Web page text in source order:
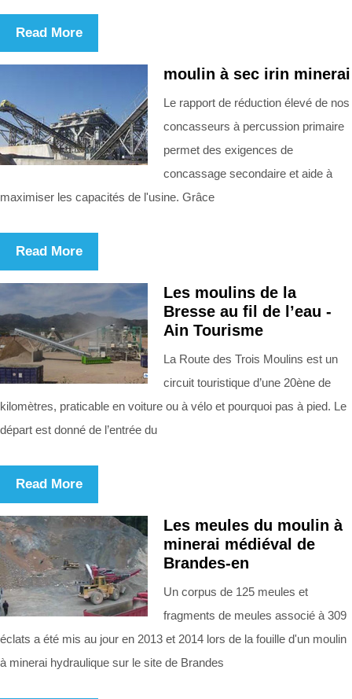
Read More
moulin à sec irin minerai
Le rapport de réduction élevé de nos
concasseurs à percussion primaire
permet des exigences de
concassage secondaire et aide à
maximiser les capacités de l'usine. Grâce
Read More
Les moulins de la
Bresse au fil de l’eau -
Ain Tourisme
La Route des Trois Moulins est un
circuit touristique d’une 20ène de
kilomètres, praticable en voiture ou à vélo et pourquoi pas à pied. Le
départ est donné de l’entrée du
Read More
Les meules du moulin à
minerai médiéval de
Brandes-en
Un corpus de 125 meules et
fragments de meules associé à 309
éclats a été mis au jour en 2013 et 2014 lors de la fouille d'un moulin
à minerai hydraulique sur le site de Brandes